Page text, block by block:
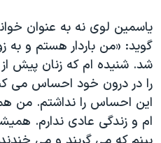
یاسمین لوی نه به عنوان
گوید: «من باردار هستم و
شد. شنیده ام که زنان پیش از
را در درون خود احساس می
این احساس را نداشتم. من
ام و زندگی عادی ندارم.